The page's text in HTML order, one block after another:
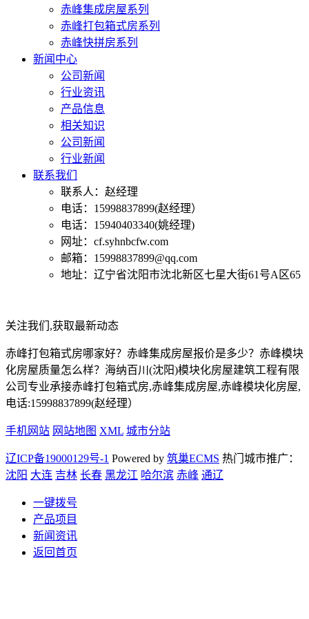
赤峰集成房屋系列
赤峰打包箱式房系列
赤峰快拼房系列
新闻中心
公司新闻
行业资讯
产品信息
相关知识
公司新闻
行业新闻
联系我们
联系人：赵经理
电话：15998837899(赵经理）
电话：15940403340(姚经理)
网址：cf.syhnbcfw.com
邮箱：15998837899@qq.com
地址：辽宁省沈阳市沈北新区七星大街61号A区65
关注我们,获取最新动态
赤峰打包箱式房哪家好？赤峰集成房屋报价是多少？赤峰模块
化房屋质量怎么样？海纳百川(沈阳)模块化房屋建筑工程有限
公司专业承接赤峰打包箱式房,赤峰集成房屋,赤峰模块化房屋,
电话:15998837899(赵经理）
手机网站 网站地图 XML 城市分站
辽ICP备19000129号-1 Powered by 筑巢ECMS 热门城市推广：
沈阳 大连 吉林 长春 黑龙江 哈尔滨 赤峰 通辽
一键拨号
产品项目
新闻资讯
返回首页